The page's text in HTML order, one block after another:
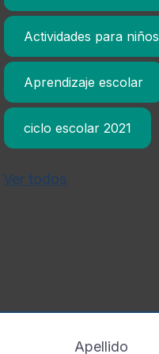
Actividades para niños
Aprendizaje escolar
ciclo escolar 2021
Ver todos
Apellido